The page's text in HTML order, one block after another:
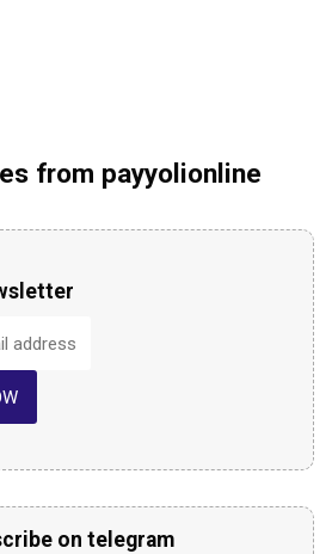
from payyolionline
on telegram